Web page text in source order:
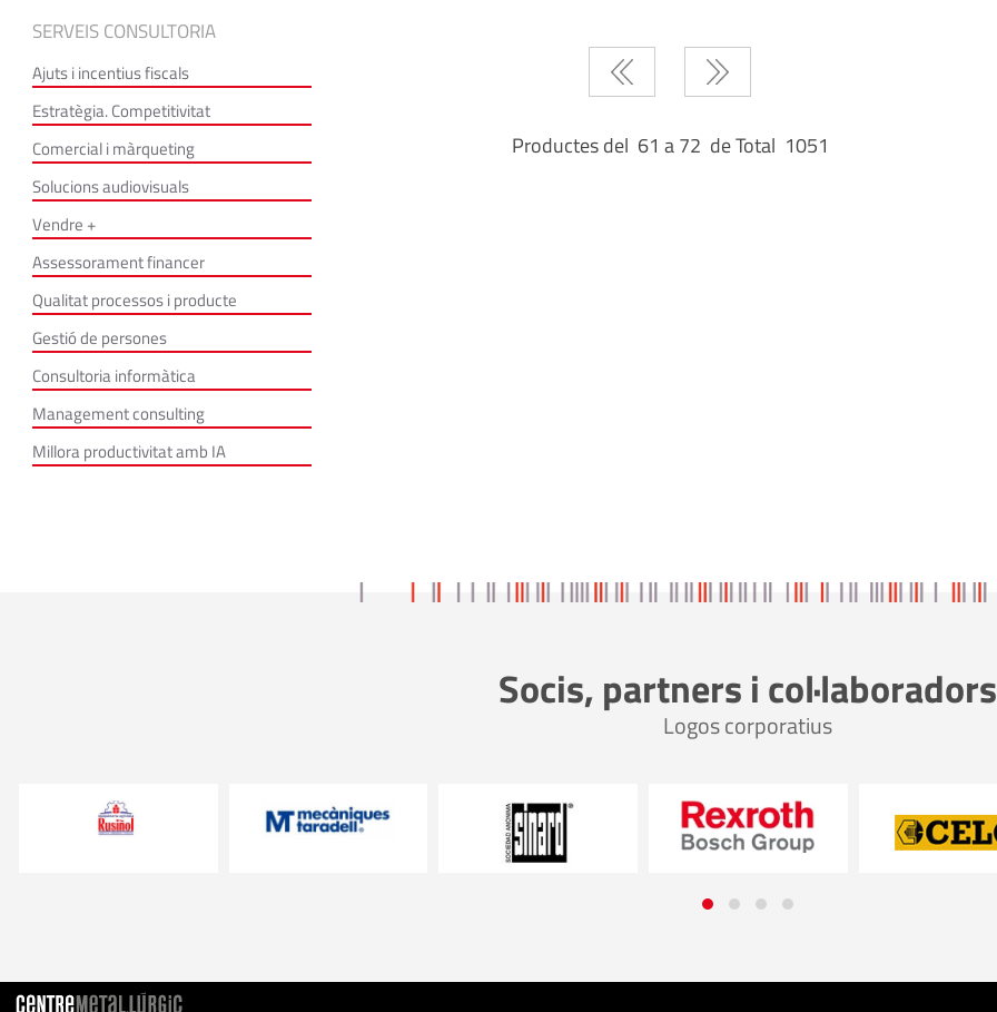
SERVEIS CONSULTORIA
Ajuts i incentius fiscals
Estratègia. Competitivitat
Comercial i màrqueting
Solucions audiovisuals
Vendre +
Assessorament financer
Qualitat processos i producte
Gestió de persones
Consultoria informàtica
Management consulting
Millora productivitat amb IA
Productes del 61 a 72 de Total 1051
Socis, partners i col·laboradors
Logos corporatius